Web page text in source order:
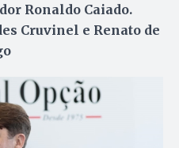
Ronaldo Caiado.
Cruvinel e Renato de